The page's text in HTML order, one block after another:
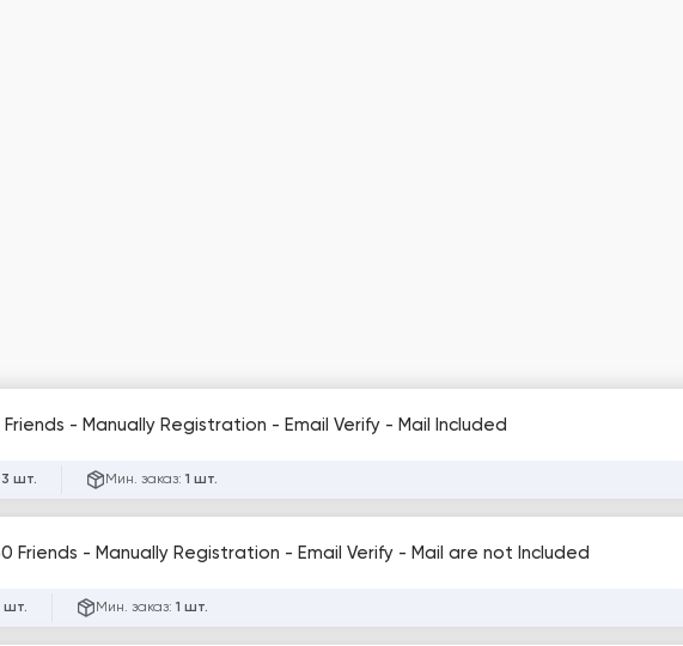
- Manually Registration - Email Verify - Mail Included
шт. Мин. заказ: 1 шт.
Friends - Manually Registration - Email Verify - Mail are not Included
шт. Мин. заказ: 1 шт.